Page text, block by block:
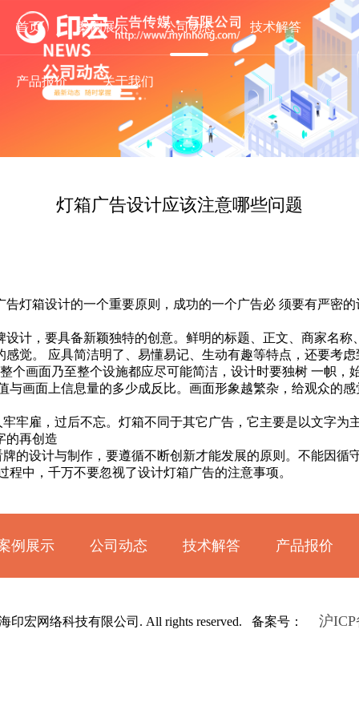
首页 案例展示 公司动态 技术解答
产品报价 关于我们
灯箱广告设计应该注意哪些问题
灯箱设计的一个重要原则，成功的一个广告必 须要有严密
计，要具备新颖独特的创意。鲜明的标题、正文、商家名
觉。 应具简洁明了、易懂易记、生动有趣等特点，还要考
个画面乃至整个设施都应尽可能简洁，设计时要独树 一帜
画面上信息量的多少成反比。画面形象越繁杂，给观众的
牢雇，过后不忘。灯箱不同于其它广告，它主要是以文字
的再创造
的设计与制作，要遵循不断创新才能发展的原则。不能因
中，千万不要忽视了设计灯箱广告的注意事项。
例展示 公司动态 技术解答 产品报价
印宏网络科技有限公司. All rights reserved. 备案号： 沪ICP